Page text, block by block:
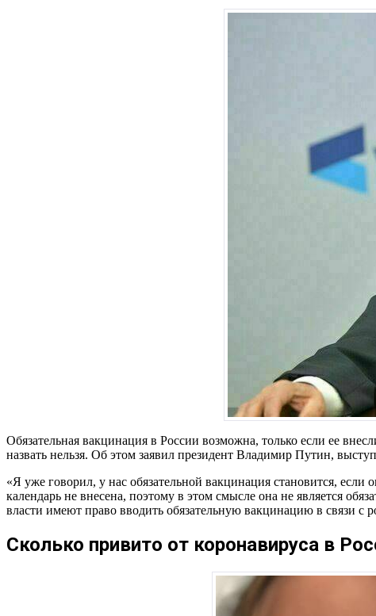
Обязательная вакцинация в России возможна, только если ее
назвать нельзя. Об этом заявил президент Владимир Путин,
«Я уже говорил, у нас обязательной вакцинация становится,
календарь не внесена, поэтому в этом смысле она не является
власти имеют право вводить обязательную вакцинацию в связи с
Сколько привито от коронавируса в